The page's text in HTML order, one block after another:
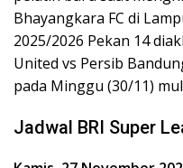
Bhayangkara FC di
2025/2026 Pekan 14
United vs Persib
pada Minggu (30/11)
Jadwal BRI Super